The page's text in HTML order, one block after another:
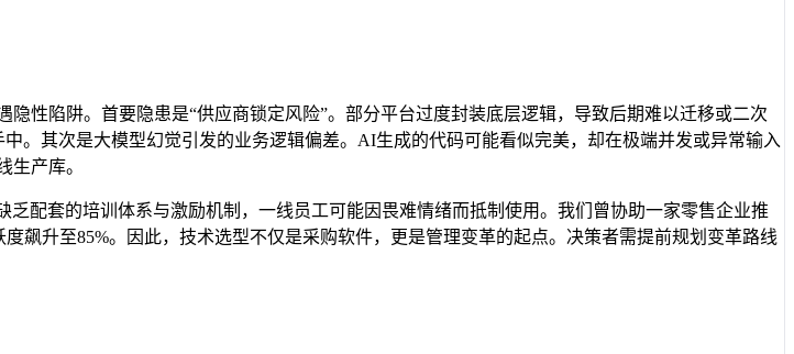
性陷阱。首要隐患是“供应商锁定风险”。部分平台过度封装底层逻辑，导致后期难以迁移或二次
。其次是大模型幻觉引发的业务逻辑偏差。AI生成的代码可能看似完美，却在极端并发或异常输入
生产库。
配套的培训体系与激励机制，一线员工可能因畏难情绪而抵制使用。我们曾协助一家零售企业推
飙升至85%。因此，技术选型不仅是采购软件，更是管理变革的起点。决策者需提前规划变革路线